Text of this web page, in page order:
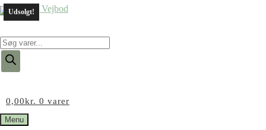
Products
search
0,00kr. 0 varer
Menu
Udsolgt!